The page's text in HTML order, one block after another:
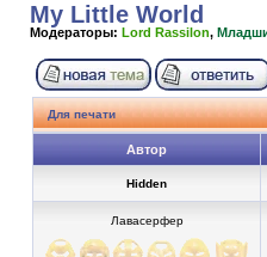
My Little World
Модераторы: Lord Rassilon,
Для печати
Автор
Hidden
Лавасерфер